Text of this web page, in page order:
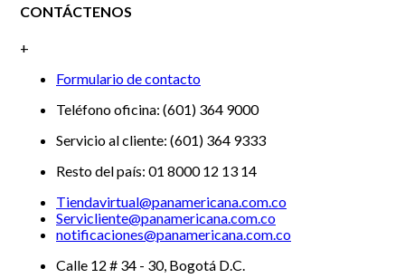
CONTÁCTENOS
+
Formulario de contacto
Teléfono oficina: (601) 364 9000
Servicio al cliente: (601) 364 9333
Resto del país: 01 8000 12 13 14
Tiendavirtual@panamericana.com.co
Servicliente@panamericana.com.co
notificaciones@panamericana.com.co
Calle 12 # 34 - 30, Bogotá D.C.